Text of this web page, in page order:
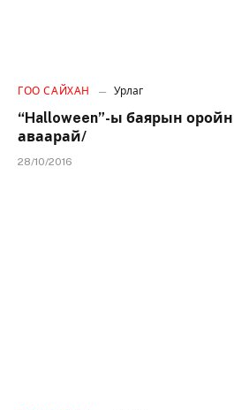
ГОО САЙХАН Урлаг
“Halloween”-ы баярын
аваарай/
28/10/2016